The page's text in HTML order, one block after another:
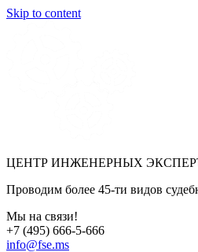
Skip to content
ЦЕНТР ИНЖЕНЕРНЫХ
Проводим более 45-ти видов
Мы на связи!
+7 (495) 666-5-666
info@fse.ms